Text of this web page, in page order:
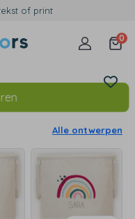
of print
0
Alle ontwerpen